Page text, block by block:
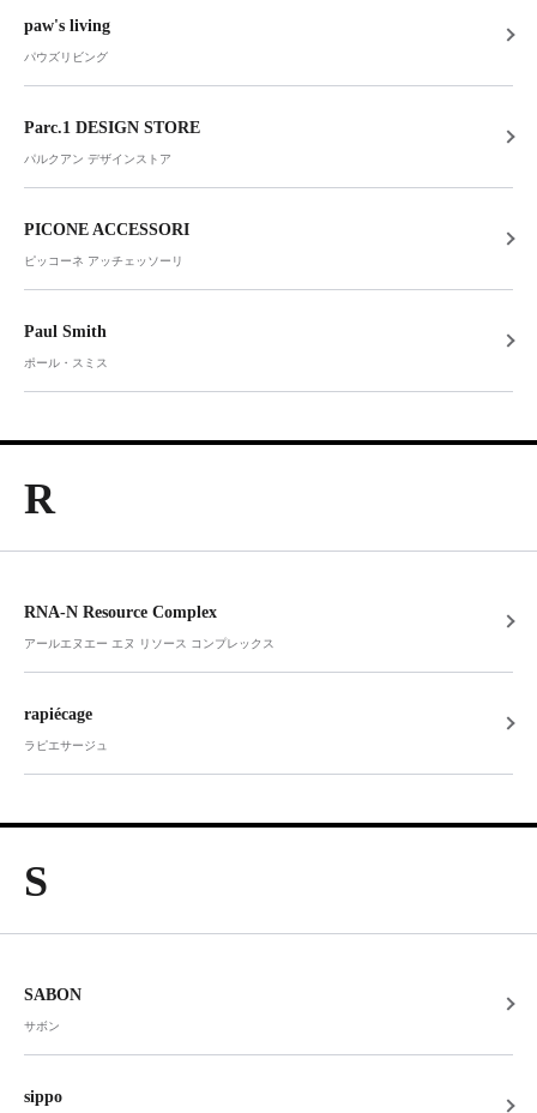
paw's living
パウズリビング
Parc.1 DESIGN STORE
パルクアン デザインストア
PICONE ACCESSORI
ピッコーネ アッチェッソーリ
Paul Smith
ポール・スミス
R
RNA-N Resource Complex
アールエヌエー エヌ リソース コンプレックス
rapiécage
ラピエサージュ
S
SABON
サボン
sippo